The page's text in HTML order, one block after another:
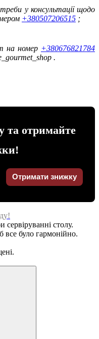
у консультації щодо
+380507206515 ;
на номер +380676821784
.
та отримайте
Отримати знижку
столу.
все було гармонійно.